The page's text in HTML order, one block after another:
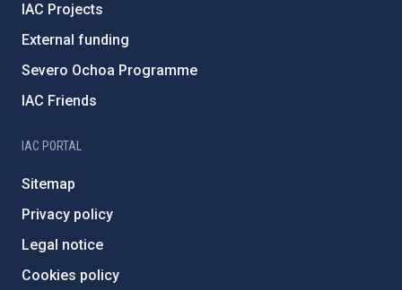
IAC Projects
External funding
Severo Ochoa Programme
IAC Friends
IAC PORTAL
Sitemap
Privacy policy
Legal notice
Cookies policy